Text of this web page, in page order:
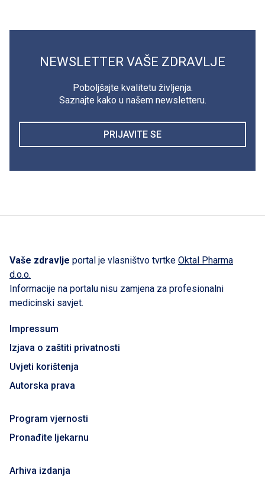
NEWSLETTER VAŠE ZDRAVLJE
Poboljšajte kvalitetu življenja.
Saznajte kako u našem newsletteru.
PRIJAVITE SE
Vaše zdravlje portal je vlasništvo tvrtke Oktal Pharma
d.o.o.
Informacije na portalu nisu zamjena za profesionalni
medicinski savjet.
Impressum
Izjava o zaštiti privatnosti
Uvjeti korištenja
Autorska prava
Program vjernosti
Pronađite ljekarnu
Arhiva izdanja